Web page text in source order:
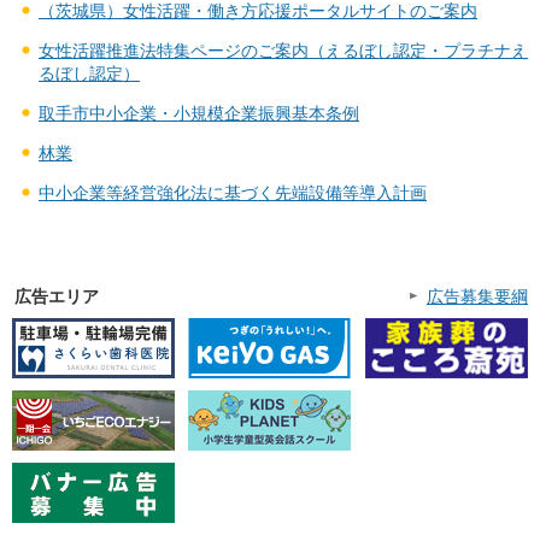
（茨城県）女性活躍・働き方応援ポータルサイトのご案内
女性活躍推進法特集ページのご案内（えるぼし認定・プラチナえ
るぼし認定）
取手市中小企業・小規模企業振興基本条例
林業
中小企業等経営強化法に基づく先端設備等導入計画
広告エリア 広告募集要綱